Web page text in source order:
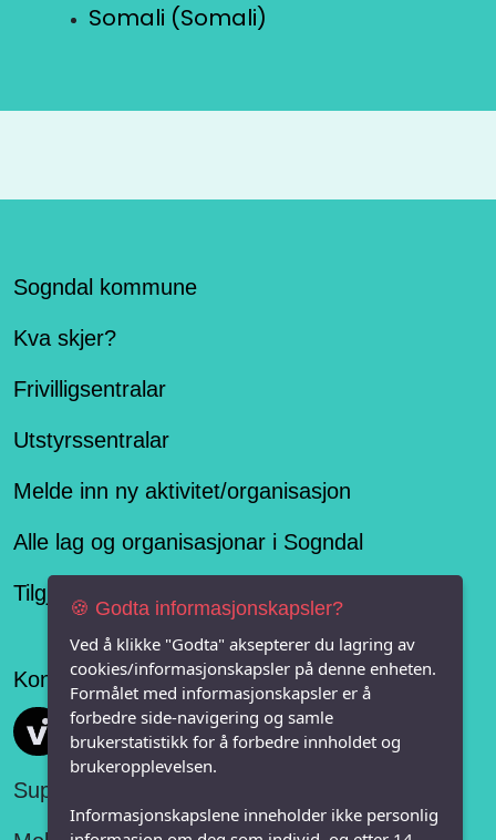
Somali (Somali)
Sogndal kommune
Kva skjer?
Frivilligsentralar
Utstyrssentralar
Melde inn ny aktivitet/organisasjon
Alle lag og organisasjonar i Sogndal
Tilgjengelegheitserklæring
Konseptet er levert av
Vi FRITID
Support:
🍪 Godta informasjonskapsler?
Ved å klikke "Godta" aksepterer du lagring av
cookies/informasjonskapsler på denne enheten.
Formålet med informasjonskapsler er å
forbedre side-navigering og samle
brukerstatistikk for å forbedre innholdet og
brukeropplevelsen.
Informasjonskapslene inneholder ikke personlig